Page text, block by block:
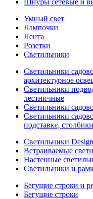
Шнуры сетевые и
Умный свет
Лампочки
Лента
Розетки
Светильники
Светильники
архитектурное
Светильники
лестничные
Светильники
Светильники
подставке,
Светильники
Встраиваемые
Настенные
Светильники и
Бегущие строки и
Бегущие строки